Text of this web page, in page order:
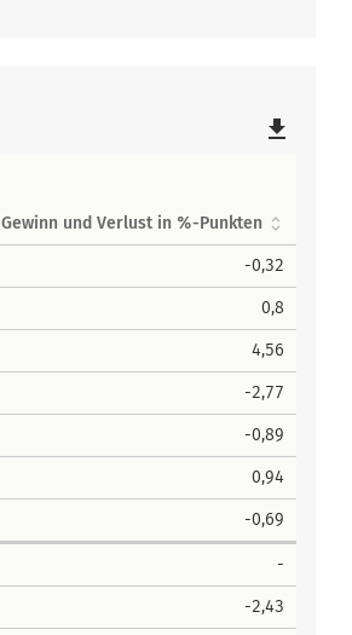
file_download
Gewinn und Verlust in %-Punkten
-0,32
0,8
4,56
-2,77
-0,89
0,94
-0,69
-
-2,43